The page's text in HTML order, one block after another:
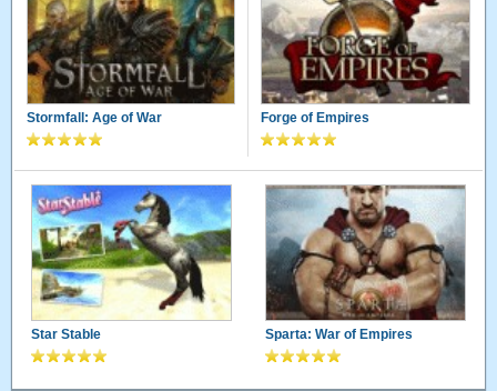
Stormfall: Age of War Forge of Empires
Star Stable Sparta: War of Empires